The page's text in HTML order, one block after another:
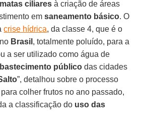
matas ciliares à criação de áreas
emsaneamento básico. O
crise hídrica, da classe 4, que é o
Brasil , totalmente poluído, para a
a ser utilizado como água de
público das cidades
”, detalhou sobre o processo
colher frutos no ano passado,
a classificação do uso das